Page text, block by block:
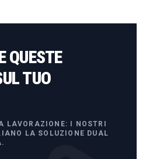
QUESTE
TUO
LAVORAZIONE: I NOSTRI
LA SOLUZIONE DUAL